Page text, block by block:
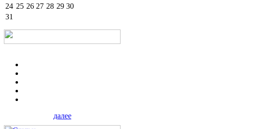
24 25 26 27 28 29 30
31
далее